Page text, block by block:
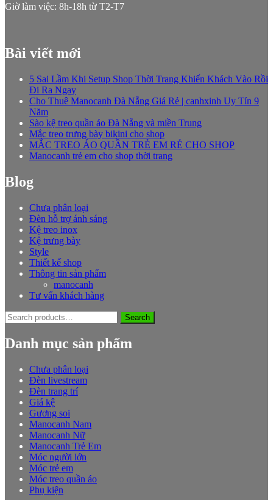
Giờ làm việc: 8h-18h từ T2-T7
Bài viết mới
5 Sai Lầm Khi Setup Shop Thời Trang Khiến Khách Vào Rồi
Đi Ra Ngay
Cho Thuê Manocanh Đà Nẵng Giá Rẻ | canhxinh Uy Tín 9
Năm
Sào kệ treo quần áo Đà Nẵng và miền Trung
Mắc treo trưng bày bikini cho shop
MẮC TREO ÁO QUẦN TRẺ EM RẺ CHO SHOP
Manocanh trẻ em cho shop thời trang
Blog
Chưa phân loại
Đèn hỗ trợ ánh sáng
Kệ treo inox
Kệ trưng bày
Style
Thiết kế shop
Thông tin sản phẩm
manocanh
Tư vấn khách hàng
Search
for:
Search
Danh mục sản phẩm
Chưa phân loại
Đèn livestream
Đèn trang trí
Giá kệ
Gương soi
Manocanh Nam
Manocanh Nữ
Manocanh Trẻ Em
Móc người lớn
Móc trẻ em
Móc treo quần áo
Phụ kiện